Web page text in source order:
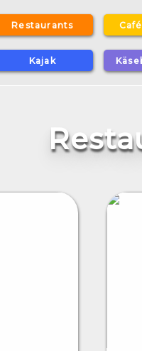
Restaurants Café
Kаja k Käse